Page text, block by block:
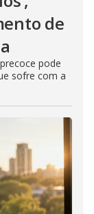
de
pode
sofre com a